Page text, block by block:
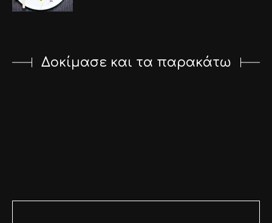
Δοκίμασε και τα παρακάτω